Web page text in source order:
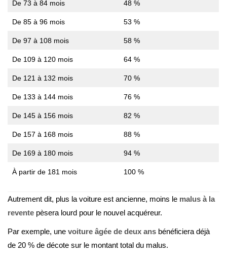
De 73 à 84 mois 48 %
De 85 à 96 mois 53 %
De 97 à 108 mois 58 %
De 109 à 120 mois 64 %
De 121 à 132 mois 70 %
De 133 à 144 mois 76 %
De 145 à 156 mois 82 %
De 157 à 168 mois 88 %
De 169 à 180 mois 94 %
À partir de 181 mois 100 %
Autrement dit, plus la voiture est ancienne, moins le malus à la
revente pèsera lourd pour le nouvel acquéreur.
Par exemple, une voiture âgée de deux ans bénéficiera déjà
de 20 % de décote sur le montant total du malus.